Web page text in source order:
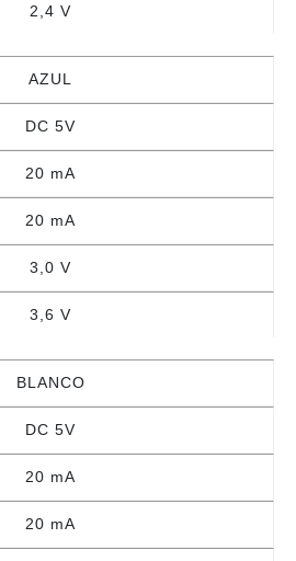
2,4 V
AZUL
DC 5V
20 mA
20 mA
3,0 V
3,6 V
BLANCO
DC 5V
20 mA
20 mA